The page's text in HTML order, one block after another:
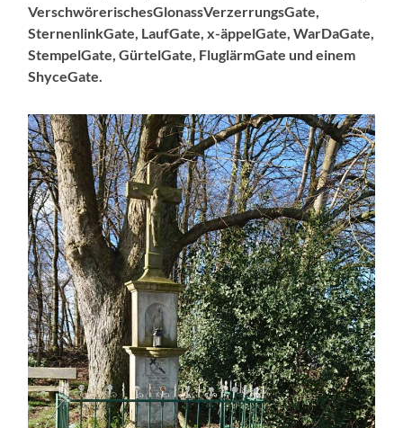
VerschwörerischesGlonassVerzerrungsGate,
SternenlinkGate, LaufGate, x-äppelGate, WarDaGate,
StempelGate, GürtelGate, FluglärmGate und einem
ShyceGate.